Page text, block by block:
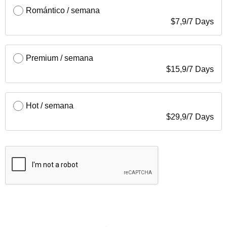
Romántico / semana
$7,9/7 Days
Premium / semana
$15,9/7 Days
Hot / semana
$29,9/7 Days